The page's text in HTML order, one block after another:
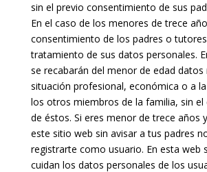
sin el previo consentimiento de sus
En el caso de los menores de trece
consentimiento de los padres o
tratamiento de sus datos personales.
se recabarán del menor de edad datos
situación profesional, económica o a
los otros miembros de la familia, sin
de éstos. Si eres menor de trece años
este sitio web sin avisar a tus padres
registrarte como usuario. En esta web
cuidan los datos personales de los